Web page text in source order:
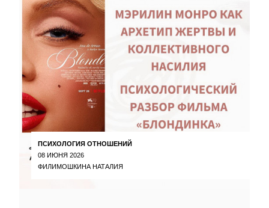
ПСИХОЛОГИЯ ОТНОШЕНИЙ
08 ИЮНЯ 2026
ФИЛИМОШКИНА НАТАЛИЯ